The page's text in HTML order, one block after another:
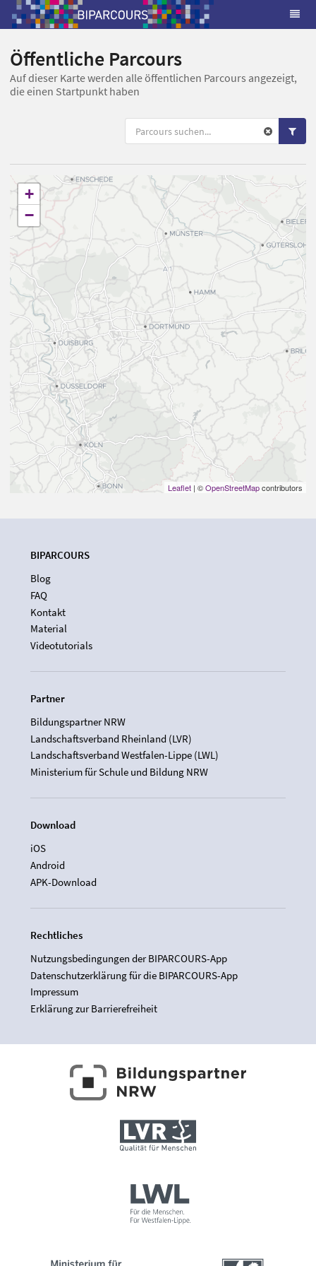
Öffentliche Parcours
Auf dieser Karte werden alle öffentlichen Parcours angezeigt,
die einen Startpunkt haben
+
−
Leaflet | ©OpenStreetMapcontributors
BIPARCOURS
Blog
FAQ
Kontakt
Material
Videotutorials
Partner
Bildungspartner NRW
Landschaftsverband Rheinland (LVR)
Landschaftsverband Westfalen-Lippe (LWL)
Ministerium für Schule und Bildung NRW
Download
iOS
Android
APK-Download
Rechtliches
Nutzungsbedingungen der BIPARCOURS-App
Datenschutzerklärung für die BIPARCOURS-App
Impressum
Erklärung zur Barrierefreiheit